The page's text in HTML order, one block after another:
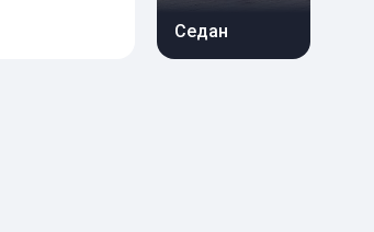
Седан